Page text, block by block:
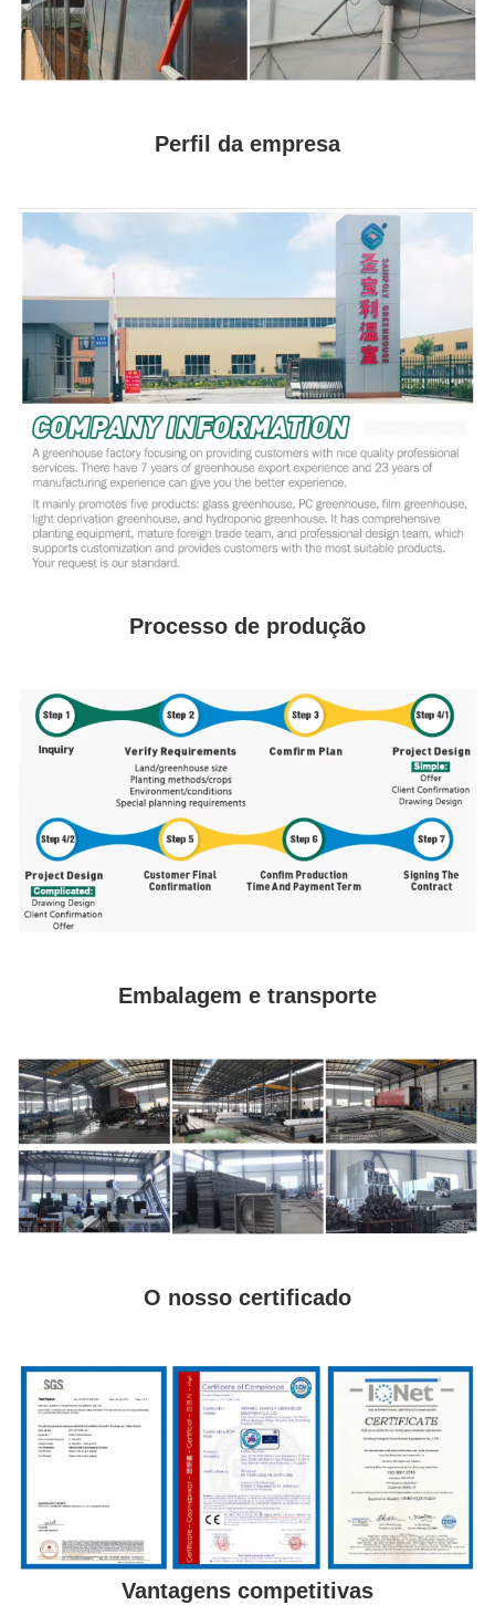
Perfil da empresa
Processo de produção
Embalagem e transporte
O nosso certificado
Vantagens competitivas